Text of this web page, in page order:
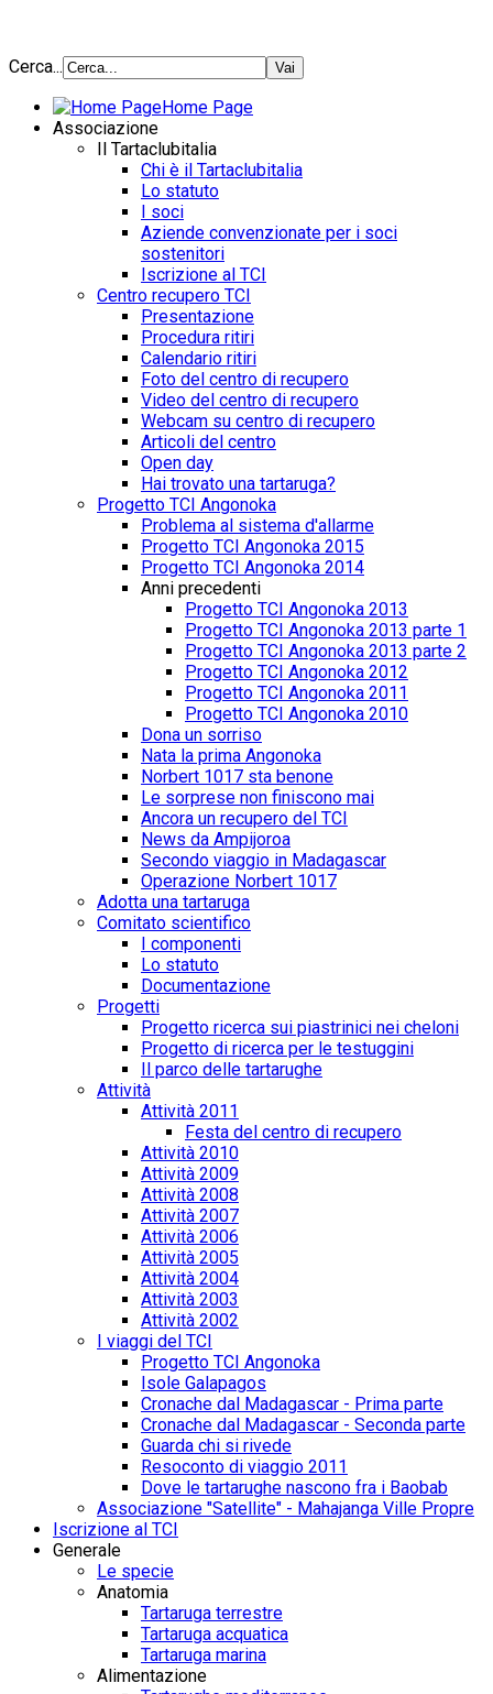
Cerca...
Home Page
Associazione
Il Tartaclubitalia
Chi è il Tartaclubitalia
Lo statuto
I soci
Aziende convenzionate per i soci
sostenitori
Iscrizione al TCI
Centro recupero TCI
Presentazione
Procedura ritiri
Calendario ritiri
Foto del centro di recupero
Video del centro di recupero
Webcam su centro di recupero
Articoli del centro
Open day
Hai trovato una tartaruga?
Progetto TCI Angonoka
Problema al sistema d'allarme
Progetto TCI Angonoka 2015
Progetto TCI Angonoka 2014
Anni precedenti
Progetto TCI Angonoka 2013
Progetto TCI Angonoka 2013 parte 1
Progetto TCI Angonoka 2013 parte 2
Progetto TCI Angonoka 2012
Progetto TCI Angonoka 2011
Progetto TCI Angonoka 2010
Dona un sorriso
Nata la prima Angonoka
Norbert 1017 sta benone
Le sorprese non finiscono mai
Ancora un recupero del TCI
News da Ampijoroa
Secondo viaggio in Madagascar
Operazione Norbert 1017
Adotta una tartaruga
Comitato scientifico
I componenti
Lo statuto
Documentazione
Progetti
Progetto ricerca sui piastrinici nei cheloni
Progetto di ricerca per le testuggini
Il parco delle tartarughe
Attività
Attività 2011
Festa del centro di recupero
Attività 2010
Attività 2009
Attività 2008
Attività 2007
Attività 2006
Attività 2005
Attività 2004
Attività 2003
Attività 2002
I viaggi del TCI
Progetto TCI Angonoka
Isole Galapagos
Cronache dal Madagascar - Prima parte
Cronache dal Madagascar - Seconda parte
Guarda chi si rivede
Resoconto di viaggio 2011
Dove le tartarughe nascono fra i Baobab
Associazione "Satellite" - Mahajanga Ville Propre
Iscrizione al TCI
Generale
Le specie
Anatomia
Tartaruga terrestre
Tartaruga acquatica
Tartaruga marina
Alimentazione